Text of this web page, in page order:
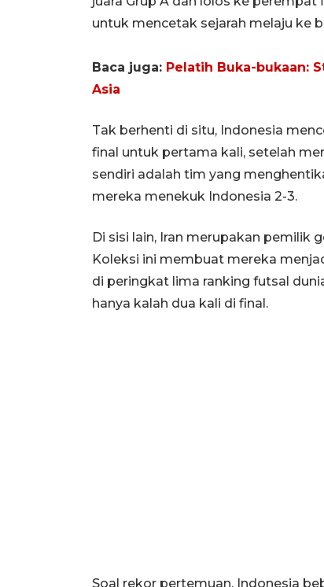
untuk mencetak sejarah melaju ke
Baca juga: Pelatih Buka-bukaan:
Asia
Tak berhenti di situ, Indonesia
final untuk pertama kali, setelah
sendiri adalah tim yang
mereka menekuk Indonesia 2-3.
Di sisi lain, Iran merupakan pemilik
Koleksi ini membuat mereka
di peringkat lima ranking futsal
hanya kalah dua kali di final.
Soal rekor pertemuan, Indonesia